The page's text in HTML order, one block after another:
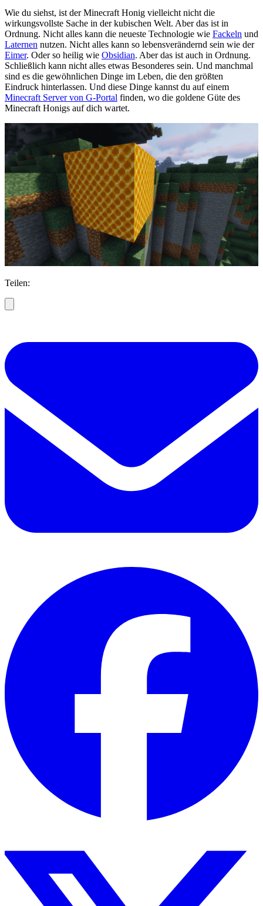
Wie du siehst, ist der Minecraft Honig vielleicht nicht die
wirkungsvollste Sache in der kubischen Welt. Aber das ist in
Ordnung. Nicht alles kann die neueste Technologie wie Fackeln und
Laternen nutzen. Nicht alles kann so lebensverändernd sein wie der
Eimer. Oder so heilig wie Obsidian. Aber das ist auch in Ordnung.
Schließlich kann nicht alles etwas Besonderes sein. Und manchmal
sind es die gewöhnlichen Dinge im Leben, die den größten
Eindruck hinterlassen. Und diese Dinge kannst du auf einem
Minecraft Server von G-Portal finden, wo die goldene Güte des
Minecraft Honigs auf dich wartet.
Teilen: